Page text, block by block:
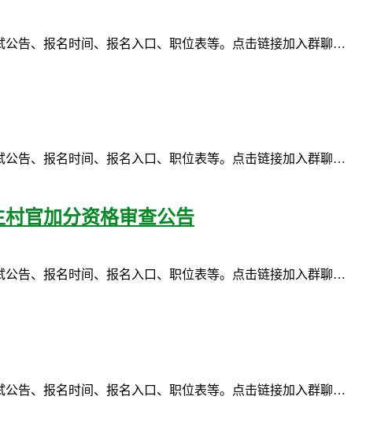
告、报名时间、报名入口、职位表等。点击链接加入群聊…
告、报名时间、报名入口、职位表等。点击链接加入群聊…
官加分资格审查公告
告、报名时间、报名入口、职位表等。点击链接加入群聊…
告、报名时间、报名入口、职位表等。点击链接加入群聊…